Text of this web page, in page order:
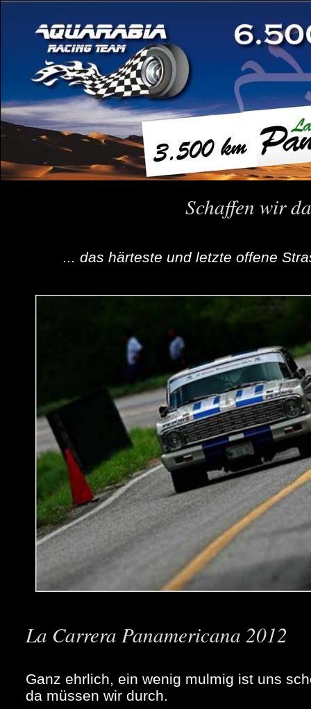
Schaffen wir
... das härteste und letzte offene
La Carrera Panamericana 2012
Ganz ehrlich, ein wenig mulmig ist uns
da müssen wir durch.